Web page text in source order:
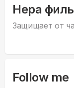
Hepa
Защищает от
Follow me